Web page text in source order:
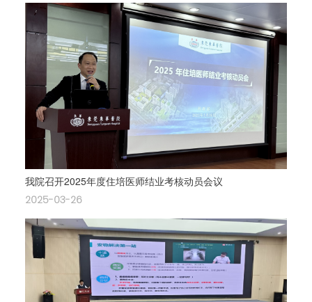
我院召开2025年度住培医师结业考核动员会议
2025-03-26